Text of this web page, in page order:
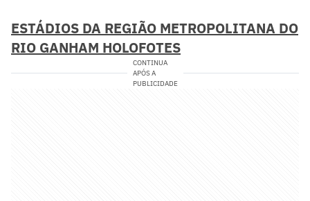
ESTÁDIOS DA REGIÃO METROPOLITANA DO
RIO GANHAM HOLOFOTES
CONTINUA
APÓS A
PUBLICIDADE